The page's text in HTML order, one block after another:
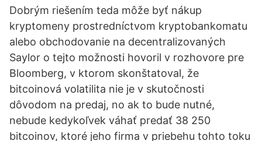
Dobrým riešením teda môže byť nákup
kryptomeny prostredníctvom kryptobankomatu
alebo obchodovanie na decentralizovaných
Saylor o tejto možnosti hovoril v rozhovore pre
Bloomberg, v ktorom skonštatoval, že
bitcoinová volatilita nie je v skutočnosti
dôvodom na predaj, no ak to bude nutné,
nebude kedykoľvek váhať predať 38 250
bitcoinov, ktoré jeho firma v priebehu tohto toku